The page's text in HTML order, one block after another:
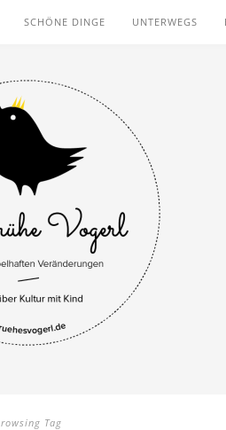
SCHÖNE DINGE UNTERWEGS
Tag